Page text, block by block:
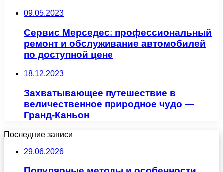
09.05.2023
Сервис Мерседес: профессиональный
ремонт и обслуживание автомобилей
по доступной цене
18.12.2023
Захватывающее путешествие в
величественное природное чудо —
Гранд-Каньон
Последние записи
29.06.2026